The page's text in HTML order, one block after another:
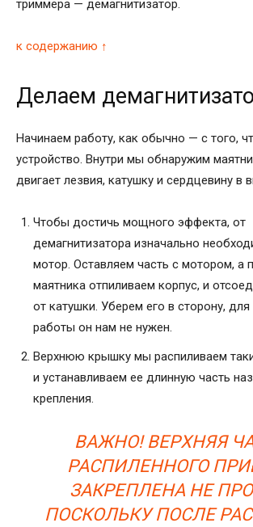
триммера — демагнитизатор.
к содержанию ↑
Делаем
Начинаем работу, как обычно — с того,
устройство. Внутри мы обнаружим
двигает лезвия, катушку и сердцевину в
Чтобы достичь мощного эффекта, от
демагнитизатора изначально
мотор. Оставляем часть с мотором, а
маятника отпиливаем корпус, и
от катушки. Уберем его в сторону,
работы он нам не нужен.
Верхнюю крышку мы распиливаем
и устанавливаем ее длинную часть
крепления.
ВАЖНО! ВЕРХНЯЯ
РАСПИЛЕННОГО
ЗАКРЕПЛЕНА НЕ
ПОСКОЛЬКУ ПОСЛЕ